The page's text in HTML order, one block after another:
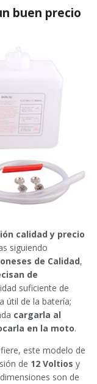
buen precio
calidad y precio
siguiendo
de Calidad,
de
suficiente de
útil de la batería;
cargarla al
en la moto.
este modelo de
de 12 Voltios y
son de